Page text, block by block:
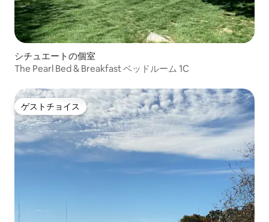
シチュエートの個室
The Pearl Bed & Breakfast ベッドルーム 1C
ゲストチョイス
ゲストチョイス